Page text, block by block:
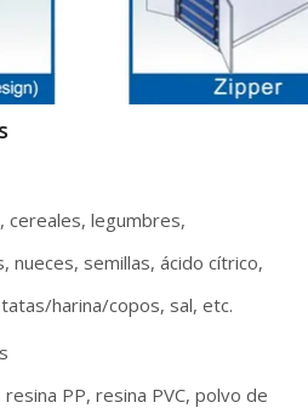
cereales, legumbres,
semillas, ácido cítrico,
harina/copos, sal, etc.
PP, resina PVC, polvo de